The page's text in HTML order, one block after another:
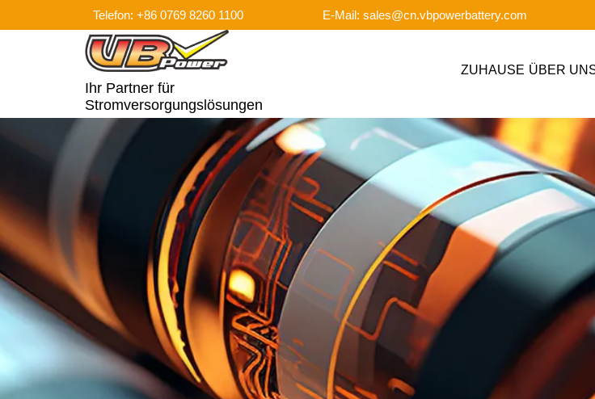
Telefon: +86 0769 8260 1100 E-Mail: sales@cn.vbpowerbattery.com
Ihr Partner für
Stromversorgungslösungen
ZUHAUSE ÜBER